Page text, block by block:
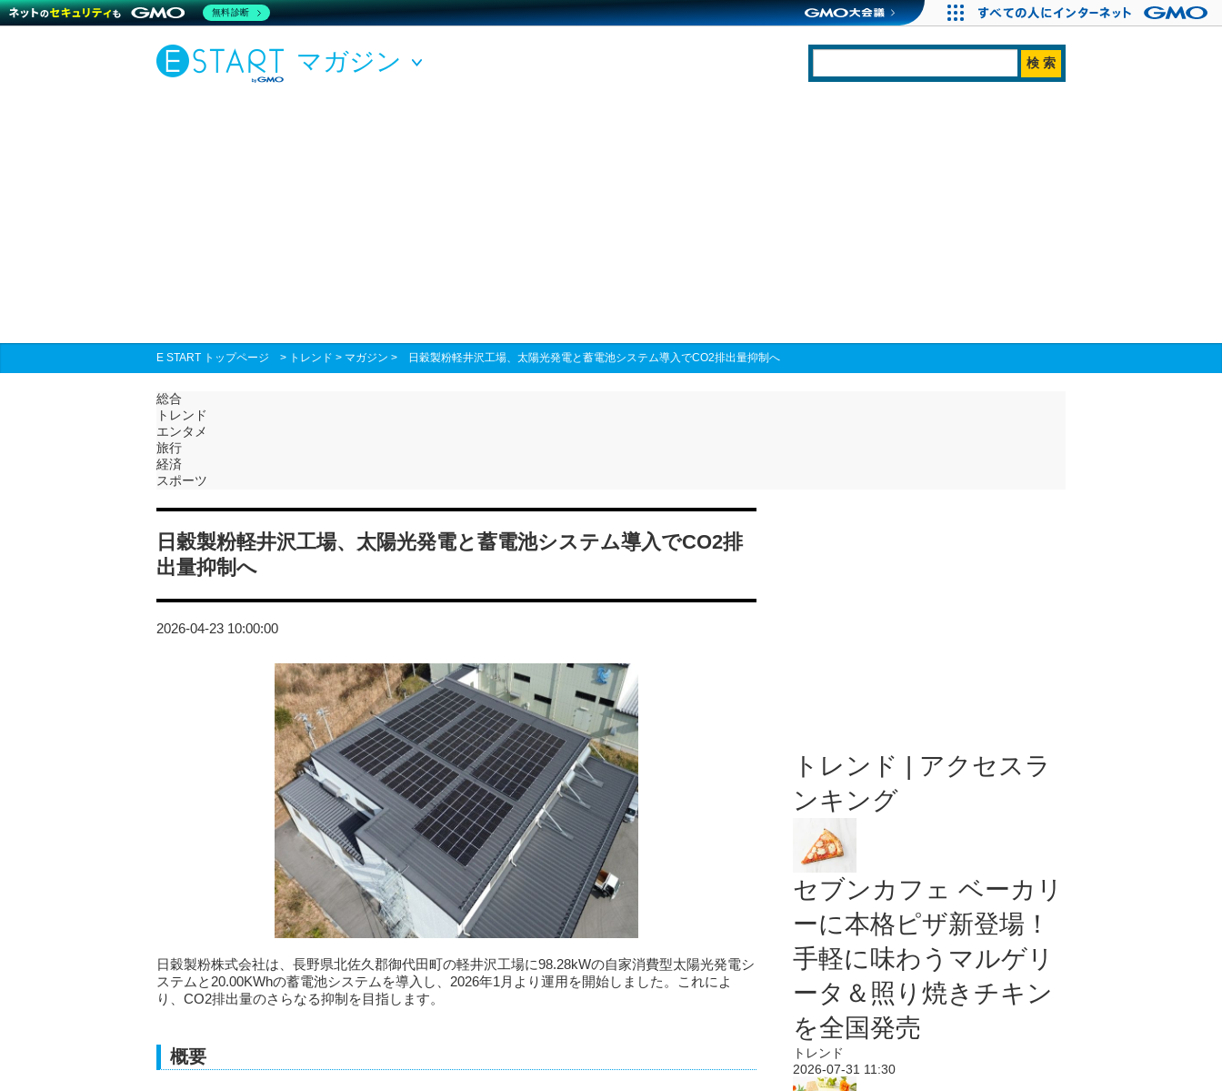
マガジン
E START トップページ > トレンド > マガジン > 日穀製粉軽井沢工場、太陽光発電と蓄電池システム導入でCO2排出量抑制へ
総合
トレンド
エンタメ
旅行
経済
スポーツ
日穀製粉軽井沢工場、太陽光発電と蓄電池システム導入でCO2排
出量抑制へ
2026-04-23 10:00:00
日穀製粉株式会社は、長野県北佐久郡御代田町の軽井沢工場に98.28kWの自家消費型太陽光発電シ
ステムと20.00KWhの蓄電池システムを導入し、2026年1月より運用を開始しました。これによ
り、CO2排出量のさらなる抑制を目指します。
概要
トレンド | アクセスラ
ンキング
セブンカフェ ベーカリ
ーに本格ピザ新登場！
手軽に味わうマルゲリ
ータ＆照り焼きチキン
を全国発売
トレンド
2026-07-31 11:30
無料診断